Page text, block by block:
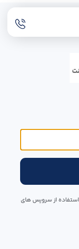
استفاده از سرویس های